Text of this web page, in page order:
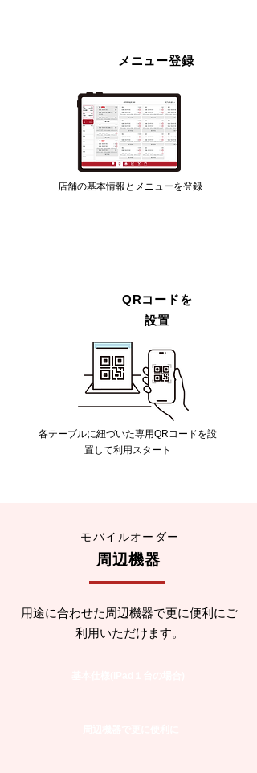
各テーブルに紐づいた専用QRコードを設
置して利用スタート
メニュー登録
QRコードを
設置
店舗の基本情報とメニューを登録
モバイルオーダー
周辺機器
用途に合わせた周辺機器で更に便利にご
利用いただけます。